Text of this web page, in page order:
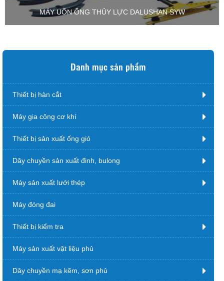
MÁY UỐN ỐNG THỦY LỰC DALUSHAN SYW
Danh mục sản phẩm
Thiết bị hàn cắt
Máy gia công cơ khí
Thiết bị sản xuất ống gió
Dây chuyền sản xuất đinh, bulong
Máy sản xuất lưới thép
Máy đóng đai
Thiết bị kiểm tra
Máy sản xuất vật liệu phủ
Dây chuyền mạ kẽm, sơn phủ